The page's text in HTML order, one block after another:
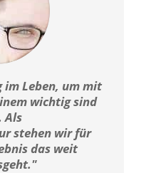
im Leben, um mit
wichtig sind
Als
stehen wir für
das weit